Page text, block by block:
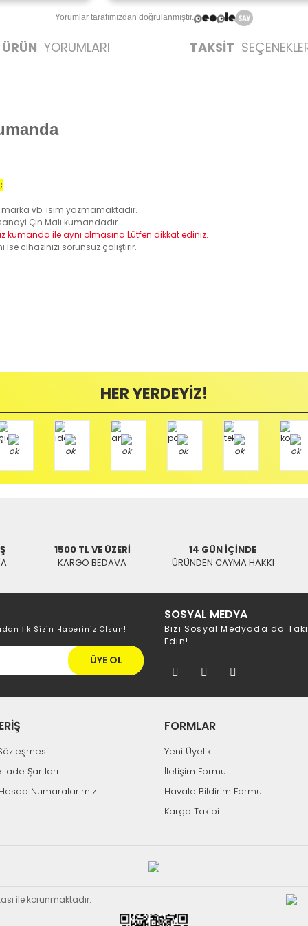
Yorumlar tarafımızdan doğrulanmıştır.
ÜRÜN YORUMLARI TAKSİT
marka vb. isim yazmamaktadır.
Çin Malı kumandadır.
ile aynı olmasına Lütfen dikkat ediniz.
cihazınızı sorunsuz çalıştırır.
kez, hiç bir yerde bulamadığım bu kumandayı sizden
HER YERDEYİZ!
1500 TL VE ÜZERİ
KARGO BEDAVA
14 GÜN İÇİNDE
ÜRÜNDEN CAYMA HAKKI
İlk Sizin Haberiniz Olsun!
ÜYE OL
SOSYAL MEDYA
Bizi Sosyal Medyada da
Edin!
Şartları
Numaralarımız
FORMLAR
Yeni Üyelik
İletişim Formu
Havale Bildirim Formu
Kargo Takibi
ile korunmaktadır.